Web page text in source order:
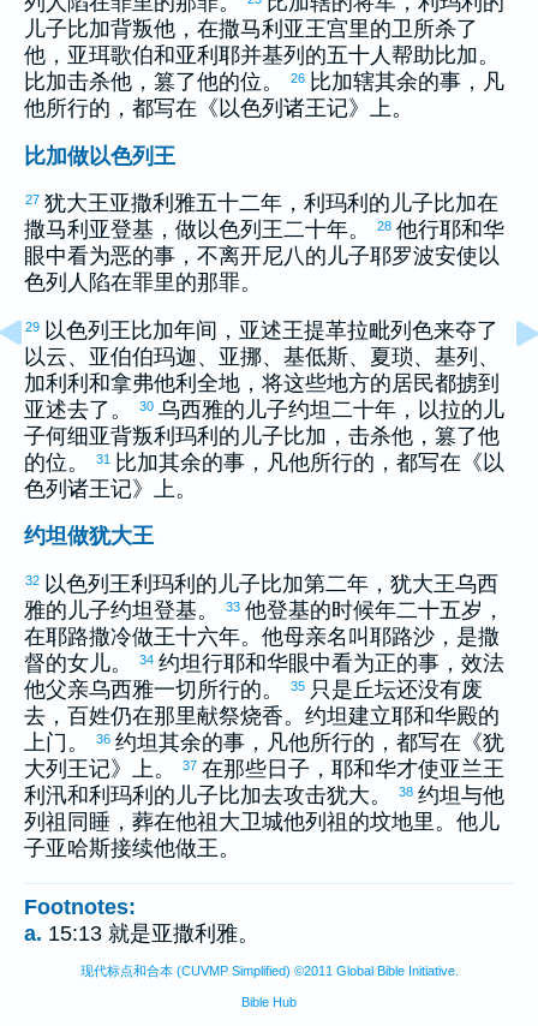
儿子 比加背叛他，在撒马利亚王宫里的卫所杀了
他， 亚珥歌伯和亚利耶并基列 的五十人帮助 比加。
比加击杀他，篡了他的位。 26 比加辖其余的事，凡
他所行的，都写在《 以色列 诸王记》上。
比加做以色列王
27 犹大王亚撒利雅五十二年， 利玛利 的儿子 比加在
撒马利亚登基，做以色列 王二十年。 28 他行耶和华
眼中看为恶的事，不离开尼八的儿子耶罗波安使以
色列 人陷在罪里的那罪。
29 以色列 王 比加年间， 亚述王提革拉毗列色来夺了
以云、 亚伯伯玛迦 、 亚挪、 基低斯、 夏琐、 基列 、
加利利 和拿弗他利 全地，将这些地方的居民都掳到
亚述去了。 30 乌西雅的儿子约坦二十年， 以拉的儿
子何细亚背叛利玛利 的儿子 比加 ，击杀他，篡了他
的位。
31 比加其余的事，凡他所行的，都写在《 以
色列 诸王记》上。
约坦做犹大王
32 以色列 王利玛利 的儿子 比加第二年， 犹大王乌西
雅的儿子约坦登基。 33 他登基的时候年二十五岁，
在耶路撒冷做王十六年。他母亲名叫 耶路沙 ，是撒
督的女儿。 34 约坦行耶和华眼中看为正的事，效法
他父亲乌西雅一切所行的。 35 只是丘坛还没有废
去，百姓仍在那里献祭烧香。 约坦建立耶和华殿的
上门。
36 约坦其余的事，凡他所行的，都写在《犹
大列王记》上。 37 在那些日子，耶和华才使亚兰王
利汛和利玛利 的儿子 比加去攻击犹大。 38 约坦与他
列祖同睡，葬在他祖 大卫城他列祖的坟地里。他儿
子亚哈斯接续他做王。
Footnotes:
a. 15:13 就是亚撒利雅。
现代标点和合本 (CUVMP Simplified) ©2011 Global Bible Initiative.
Bible Hub